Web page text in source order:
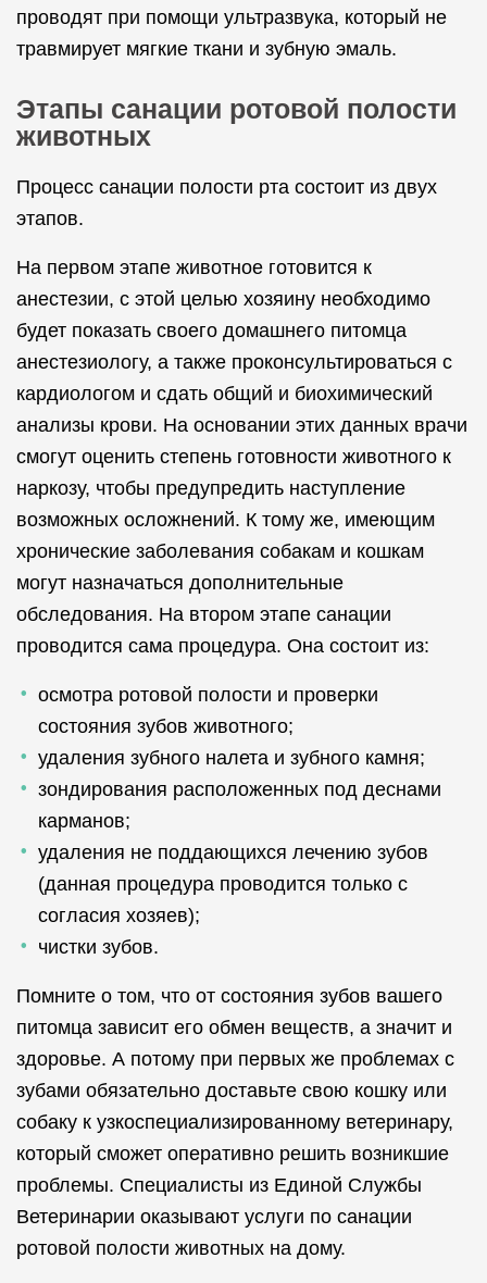
проводят при помощи ультразвука, который не
травмирует мягкие ткани и зубную эмаль.
Этапы санации ротовой полости
животных
Процесс санации полости рта состоит из двух
этапов.
На первом этапе животное готовится к
анестезии, с этой целью хозяину необходимо
будет показать своего домашнего питомца
анестезиологу, а также проконсультироваться с
кардиологом и сдать общий и биохимический
анализы крови. На основании этих данных врачи
смогут оценить степень готовности животного к
наркозу, чтобы предупредить наступление
возможных осложнений. К тому же, имеющим
хронические заболевания собакам и кошкам
могут назначаться дополнительные
обследования. На втором этапе санации
проводится сама процедура. Она состоит из:
осмотра ротовой полости и проверки
состояния зубов животного;
удаления зубного налета и зубного камня;
зондирования расположенных под деснами
карманов;
удаления не поддающихся лечению зубов
(данная процедура проводится только с
согласия хозяев);
чистки зубов.
Помните о том, что от состояния зубов вашего
питомца зависит его обмен веществ, а значит и
здоровье. А потому при первых же проблемах с
зубами обязательно доставьте свою кошку или
собаку к узкоспециализированному ветеринару,
который сможет оперативно решить возникшие
проблемы. Специалисты из Единой Службы
Ветеринарии оказывают услуги по санации
ротовой полости животных на дому.